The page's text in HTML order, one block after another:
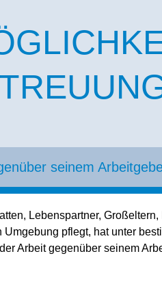
seinem
Lebenspartner, Großeltern,
pflegt, hat unter
Arbeit gegenüber seinem